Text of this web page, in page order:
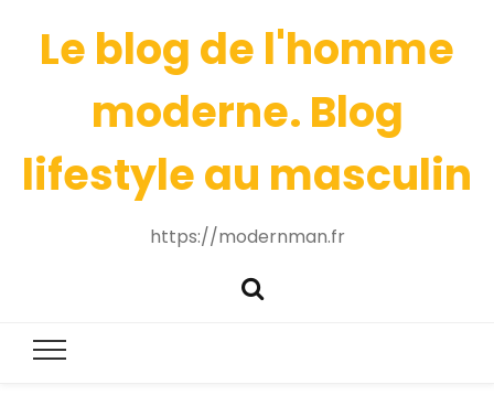
Le blog de l'homme
moderne. Blog
lifestyle au masculin
https://modernman.fr